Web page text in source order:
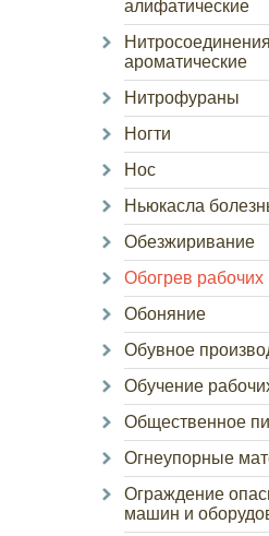
алифатические
Нитросоединения
ароматические
Нитрофураны
Ногти
Нос
Ньюкасла
Обезжиривание
Обогрев рабочих
Обоняние
Обувное
Обучение
Общественное
Огнеупорные
Ограждение
машин и